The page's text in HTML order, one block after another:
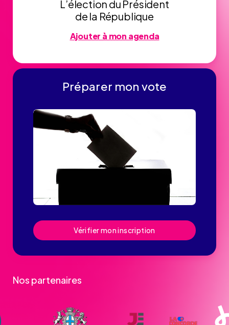
L’élection du Président
de la République
Ajouter à mon agenda
Préparer mon vote
Vérifier mon inscription
Nos partenaires